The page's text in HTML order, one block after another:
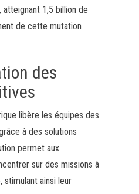
1,5 billion de
de cette mutation
des
libère les équipes des
à des solutions
permet aux
sur des missions à
stimulant ainsi leur